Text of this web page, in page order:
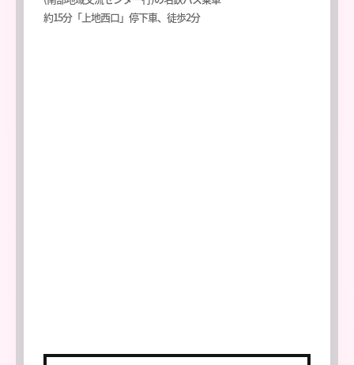
約15分「上地西口」停下車、徒歩2分